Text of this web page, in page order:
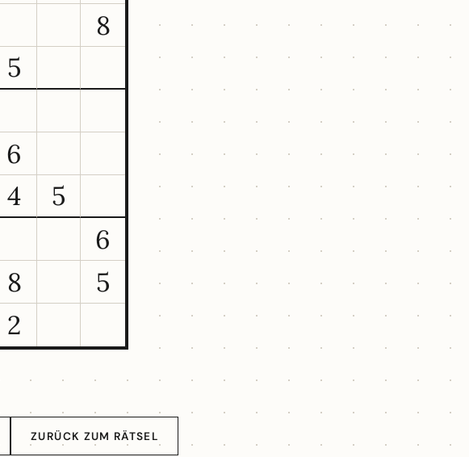
8
5
6
4
5
6
8
5
2
ZURÜCK ZUM RÄTSEL